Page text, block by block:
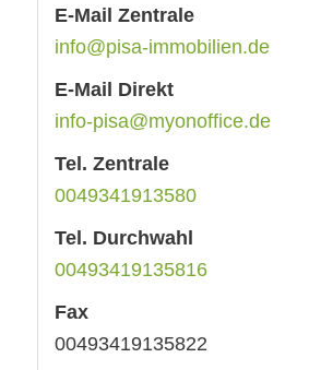
E-Mail Zentrale
info@pisa-immobilien.de
E-Mail Direkt
info-pisa@myonoffice.de
Tel. Zentrale
0049341913580
Tel. Durchwahl
00493419135816
Fax
00493419135822